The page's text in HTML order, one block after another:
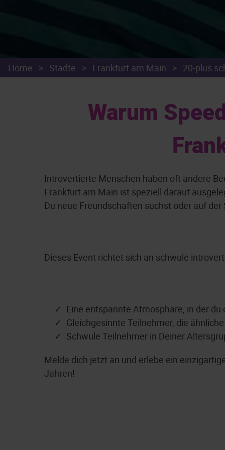
Home > Städte > Frankfurt am Main > 20-plus
Warum
Introvertierte Menschen haben oft andere
Frankfurt am Main ist speziell darauf
Du neue Freundschaften suchst oder auf
Dieses Event richtet sich an schwule
Eine entspannte Atmosphäre, in der
Gleichgesinnte Teilnehmer, die
Schwule Teilnehmer in Deiner
Melde dich jetzt an und erlebe ein
Jahren!